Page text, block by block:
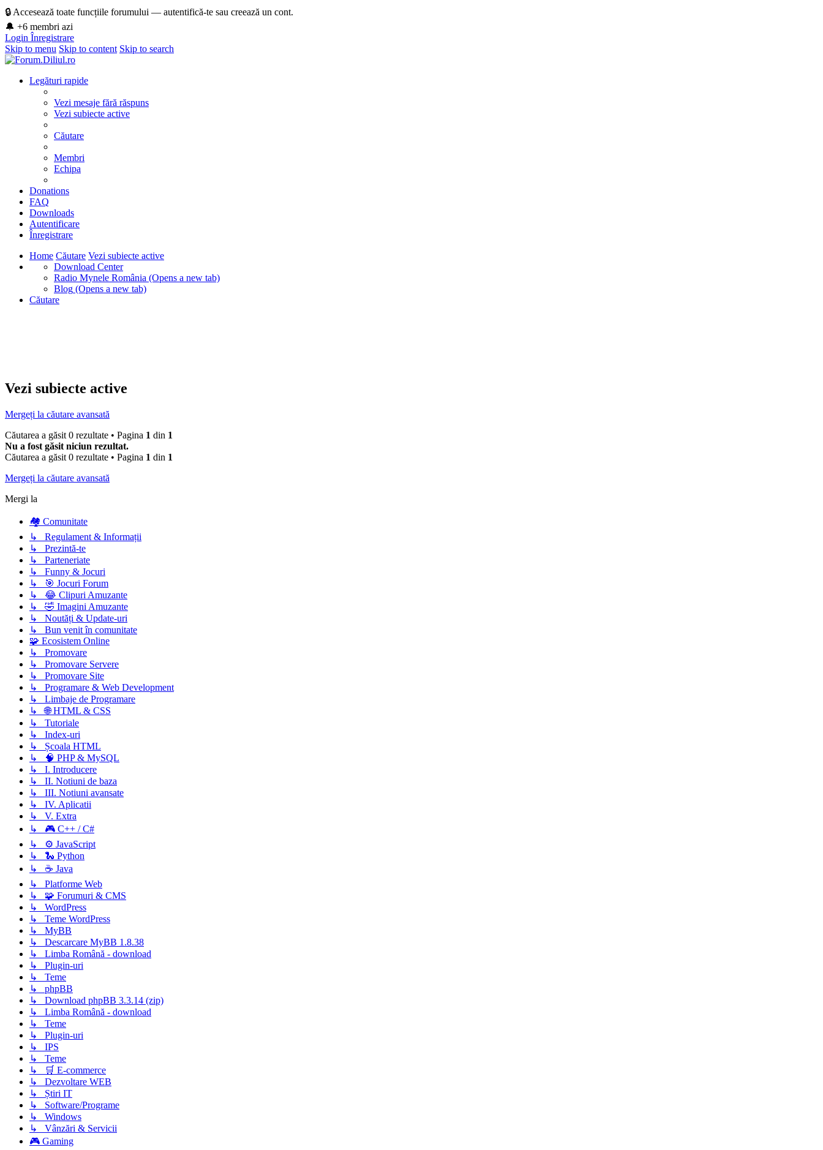
🔒 Accesează toate funcțiile forumului — autentifică-te sau creează un cont.
🔔 +6 membri azi
Login Înregistrare
Skip to menu Skip to content Skip to search
Legături rapide
Vezi mesaje fără răspuns
Vezi subiecte active
Căutare
Membri
Echipa
Donations
FAQ
Downloads
Autentificare
Înregistrare
Home Căutare Vezi subiecte active
Download Center
Radio Mynele România (Opens a new tab)
Blog (Opens a new tab)
Căutare
Vezi subiecte active
Mergeți la căutare avansată
Căutarea a găsit 0 rezultate • Pagina 1 din 1
Nu a fost găsit niciun rezultat.
Căutarea a găsit 0 rezultate • Pagina 1 din 1
Mergeți la căutare avansată
Mergi la
🏘️ Comunitate
↳ Regulament & Informații
↳ Prezintă-te
↳ Parteneriate
↳ Funny & Jocuri
↳ 🎯 Jocuri Forum
↳ 😂 Clipuri Amuzante
↳ 🤣 Imagini Amuzante
↳ Noutăți & Update-uri
↳ Bun venit în comunitate
🧩 Ecosistem Online
↳ Promovare
↳ Promovare Servere
↳ Promovare Site
↳ Programare & Web Development
↳ Limbaje de Programare
↳ 🌐 HTML & CSS
↳ Tutoriale
↳ Index-uri
↳ Școala HTML
↳ 🧠 PHP & MySQL
↳ I. Introducere
↳ II. Notiuni de baza
↳ III. Notiuni avansate
↳ IV. Aplicatii
↳ V. Extra
↳ 🎮 C++ / C#
↳ ⚙️ JavaScript
↳ 🐍 Python
↳ ☕ Java
↳ Platforme Web
↳ 🧩 Forumuri & CMS
↳ WordPress
↳ Teme WordPress
↳ MyBB
↳ Descarcare MyBB 1.8.38
↳ Limba Română - download
↳ Plugin-uri
↳ Teme
↳ phpBB
↳ Download phpBB 3.3.14 (zip)
↳ Limba Română - download
↳ Teme
↳ Plugin-uri
↳ IPS
↳ Teme
↳ 🛒 E-commerce
↳ Dezvoltare WEB
↳ Știri IT
↳ Software/Programe
↳ Windows
↳ Vânzări & Servicii
🎮 Gaming